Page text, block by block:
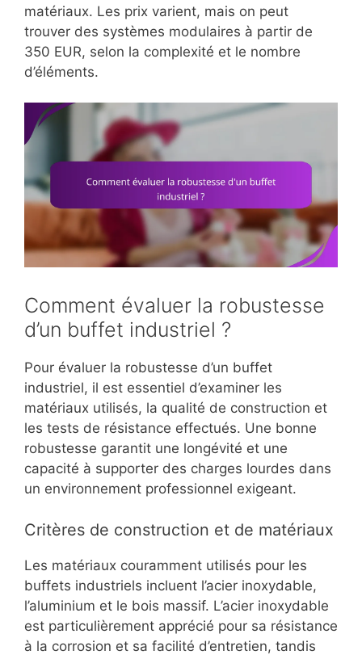
matériaux. Les prix varient, mais on peut
trouver des systèmes modulaires à partir de
350 EUR, selon la complexité et le nombre
d’éléments.
Comment évaluer la robustesse
d’un buffet industriel ?
Pour évaluer la robustesse d’un buffet
industriel, il est essentiel d’examiner les
matériaux utilisés, la qualité de construction et
les tests de résistance effectués. Une bonne
robustesse garantit une longévité et une
capacité à supporter des charges lourdes dans
un environnement professionnel exigeant.
Critères de construction et de matériaux
Les matériaux couramment utilisés pour les
buffets industriels incluent l’acier inoxydable,
l’aluminium et le bois massif. L’acier inoxydable
est particulièrement apprécié pour sa résistance
à la corrosion et sa facilité d’entretien, tandis